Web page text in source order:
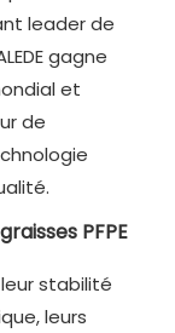
leader de
gagne
et
de
PFPE
leur stabilité
leurs